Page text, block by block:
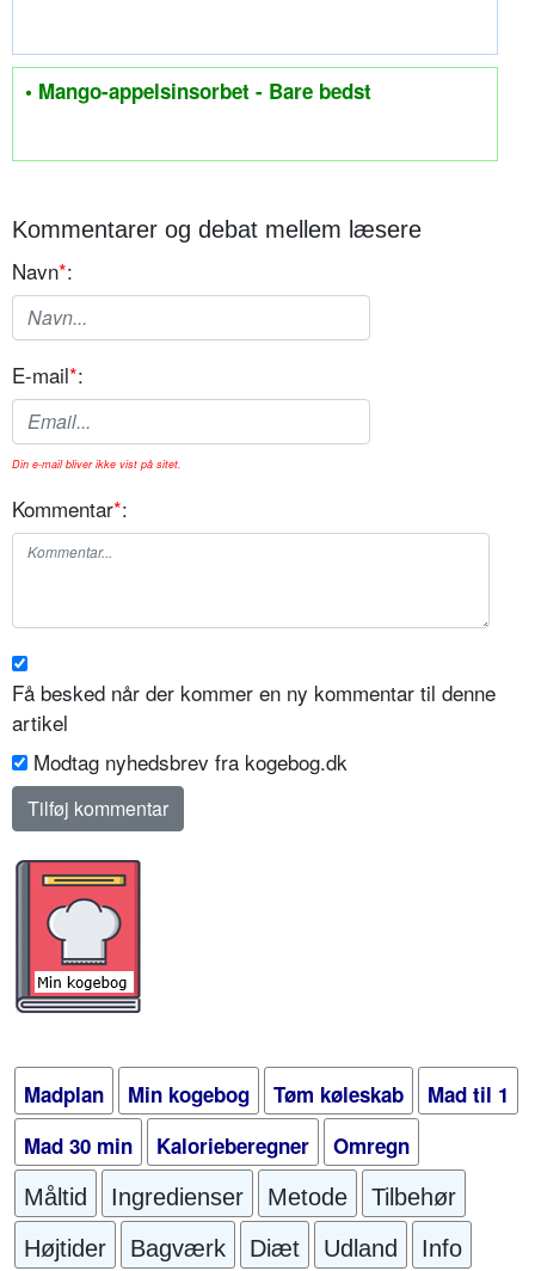
• Mango-appelsinsorbet - Bare bedst
Kommentarer og debat mellem læsere
Navn*:
E-mail*:
Din e-mail bliver ikke vist på sitet.
Kommentar*:
Få besked når der kommer en ny kommentar til denne
artikel
Modtag nyhedsbrev fra kogebog.dk
Madplan Min kogebog Tøm køleskab
Mad til 1
Mad 30 min
Kalorieberegner Omregn
Måltid Ingredienser Metode
Tilbehør
Højtider
Bagværk Diæt Udland Info